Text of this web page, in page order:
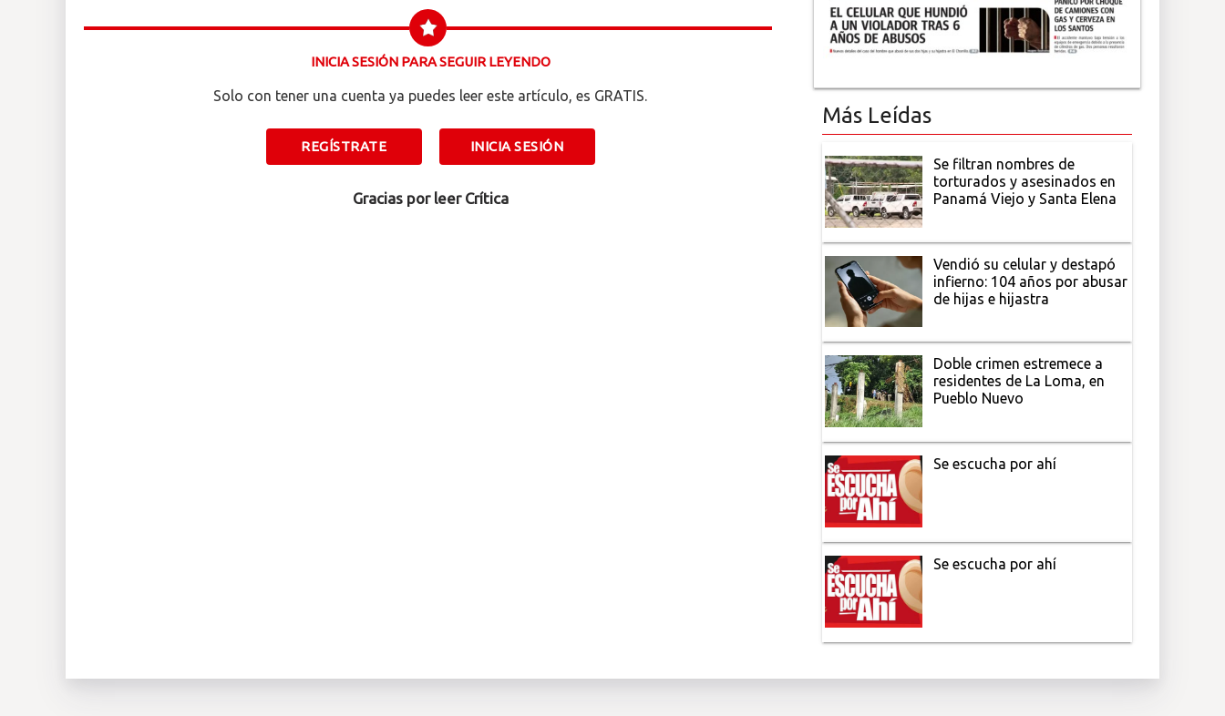
INICIA SESIÓN PARA SEGUIR LEYENDO
Solo con tener una cuenta ya puedes leer este artículo, es GRATIS.
REGÍSTRATE INICIA SESIÓN
Gracias por leer Crítica
Más Leídas
Se filtran nombres de
torturados y asesinados en
Panamá Viejo y Santa Elena
Vendió su celular y destapó
infierno: 104 años por abusar
de hijas e hijastra
Doble crimen estremece a
residentes de La Loma, en
Pueblo Nuevo
Se escucha por ahí
Se escucha por ahí